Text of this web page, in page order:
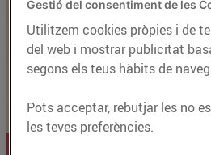
Gestió del consentiment de les
Utilitzem cookies pròpies i de
del web i mostrar publicitat
segons els teus hàbits de
Pots acceptar, rebutjar les no
les teves preferències.